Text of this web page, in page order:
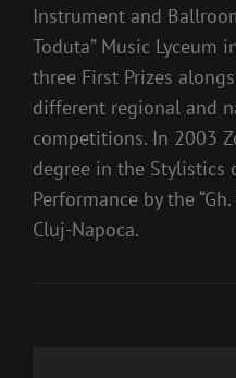
Instrument and
Toduta” Music Lyceum
three First Prizes
different regional and
competitions. In 2003
degree in the Stylistics
Performance by the
Cluj-Napoca.